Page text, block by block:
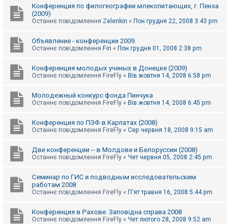
Конференция по филогеографии млекопитающих, г. Пенза
(2009)
Останнє повідомлення Zelenkin « Пон грудня 22, 2008 3:43 pm
Объявление - конференции 2009.
Останнє повідомлення Fin « Пон грудня 01, 2008 2:38 pm
Конференция молодых ученых в Донецке (2009)
Останнє повідомлення FireFly « Вів жовтня 14, 2008 6:58 pm
Молодежный конкурс фонда Пинчука
Останнє повідомлення FireFly « Вів жовтня 14, 2008 6:45 pm
Конференция по ПЗФ в Карпатах (2008)
Останнє повідомлення FireFly « Сер червня 18, 2008 9:15 am
Две конференции -- в Молдове и Белоруссии (2008)
Останнє повідомлення FireFly « Чет червня 05, 2008 2:45 pm
Семинар по ГИС и подводным исследовательским
работам 2008
Останнє повідомлення FireFly « П'ят травня 16, 2008 5:44 pm
Конференция в Рахове: Заповідна справа 2008
Останнє повідомлення FireFly « Чет лютого 28, 2008 9:52 am